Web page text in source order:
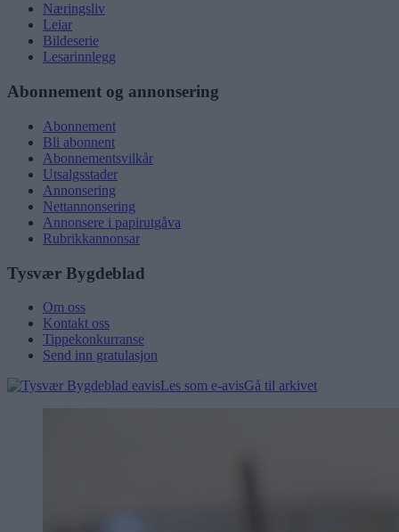
Næringsliv
Leiar
Bildeserie
Lesarinnlegg
Abonnement og annonsering
Abonnement
Bli abonnent
Abonnementsvilkår
Utsalgsstader
Annonsering
Nettannonsering
Annonsere i papirutgåva
Rubrikkannonsar
Tysvær Bygdeblad
Om oss
Kontakt oss
Tippekonkurranse
Send inn gratulasjon
Les som e-avisGå til arkivet